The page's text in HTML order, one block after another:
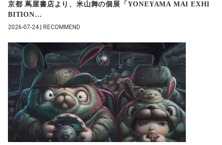
京都 蔦屋書店より、米山舞の個展「YONEYAMA MAI EXHI
BITION…
2026-07-24 | RECOMMEND